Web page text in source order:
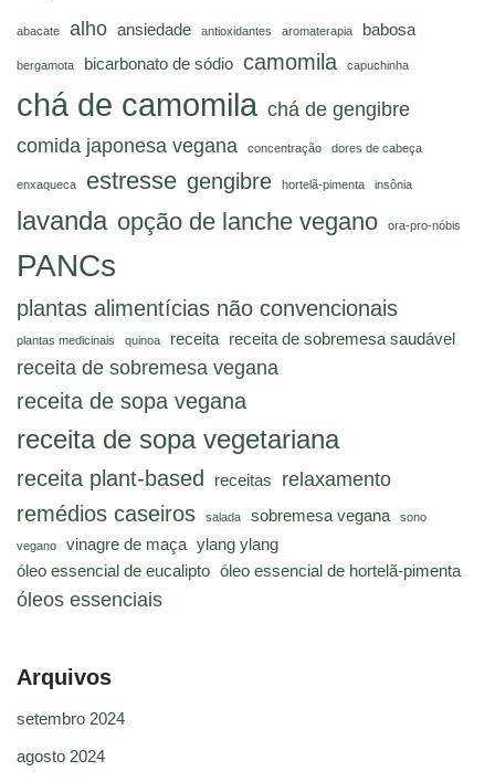
abacate alho ansiedade antioxidantes aromaterapia babosa
bergamota bicarbonato de sódio camomila capuchinha
chá de camomila chá de gengibre
comida japonesa vegana
concentração dores de cabeça
enxaqueca estresse gengibre hortelã-pimenta insônia
lavanda opção de lanche vegano ora-pro-nóbis
PANCs
plantas alimentícias não convencionais
plantas medicinais quinoa receita receita de sobremesa saudável
receita de sobremesa vegana
receita de sopa vegana
receita de sopa vegetariana
receita plant-based receitas relaxamento
remédios caseiros salada sobremesa vegana sono
vegano vinagre de maça ylang ylang
óleo essencial de eucalipto óleo essencial de hortelã-pimenta
óleos essenciais
Arquivos
setembro 2024
agosto 2024